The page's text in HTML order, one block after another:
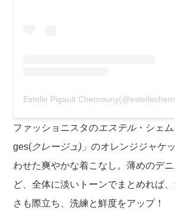
ファッショニスタのエステル・シェ
ges(クレージュ)」のオレンジジャケ
わせた爽やかな着こなし。薄めのデ
ど、全体に淡いトーンでまとめれば
さも際立ち、洗練と鮮度をアップ！